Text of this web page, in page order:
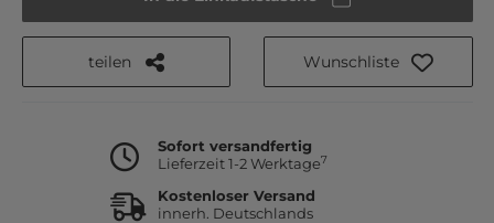
teilen Wunschliste
Sofort versandfertig
Lieferzeit 1-2 Werktage7
Kostenloser Versand
innerh. Deutschlands